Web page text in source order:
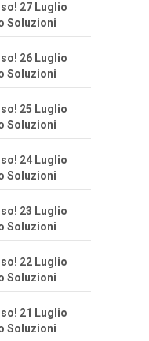
27 Luglio
Soluzioni
26 Luglio
Soluzioni
25 Luglio
Soluzioni
24 Luglio
Soluzioni
23 Luglio
Soluzioni
22 Luglio
Soluzioni
21 Luglio
Soluzioni